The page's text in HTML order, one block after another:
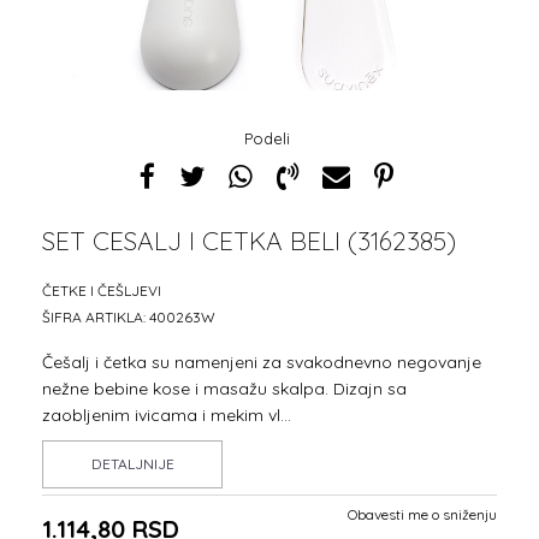
Podeli
SET CESALJ I CETKA BELI (3162385)
ČETKE I ČEŠLJEVI
ŠIFRA ARTIKLA: 400263W
Češalj i četka su namenjeni za svakodnevno negovanje
nežne bebine kose i masažu skalpa. Dizajn sa
zaobljenim ivicama i mekim vl...
DETALJNIJE
1.114,80 RSD Obavesti me o sniženju